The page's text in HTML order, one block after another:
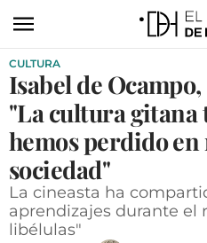
ACTUALIDAD
ECONOMÍA
TECNOLOGÍA
TURISMO
AGROALIMENTACIÓN
DEPORTES
CULTURA
Isabel de
"La cultura gitana
hemos perdido en
sociedad"
La cineasta ha
aprendizajes durante el
libélulas"